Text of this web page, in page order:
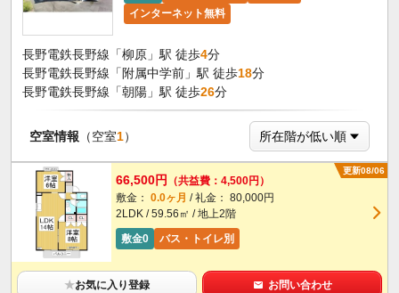
インターネット無料
長野電鉄長野線「柳原」駅 徒歩4分
長野電鉄長野線「附属中学前」駅 徒歩18分
長野電鉄長野線「朝陽」駅 徒歩26分
空室情報 （空室1）
更新08/06
66,500円
（共益費：4,500円）
敷金： 0.0ヶ月 / 礼金： 80,000円
2LDK / 59.56㎡ / 地上2階
敷金0
バス・トイレ別
★お気に入り登録 お問い合わせ